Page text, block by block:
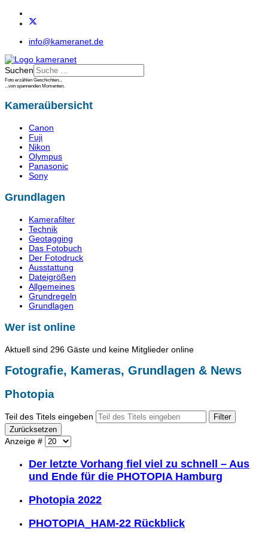
info@kameranet.de
Suchen
Foto erzählen Geschichten...
...von spannenden Momenten.
Kameraübersicht
Canon
Fuji
Nikon
Olympus
Panasonic
Sony
Grundlagen
Kamerafilter
Technik
Geotagging
Das Fotobuch
Der Fotodruck
Ausstattung
Dateigrößen
Allgemeines
Grundregeln
Grundlagen
Wer ist online
Aktuell sind 296 Gäste und keine Mitglieder online
Fotografie, Kameras, Grundlagen & News
Photopia
Teil des Titels eingeben
Filter
Zurücksetzen
Anzeige #
Der letzte Vorhang fiel viel zu schnell – Aus
und Ende für die PHOTOPIA Hamburg
Photopia 2022
PHOTOPIA_HAM-22 Rückblick